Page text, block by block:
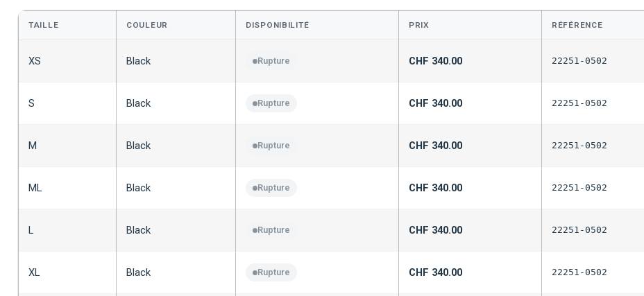
TAILLE COULEUR DISPONIBILITÉ PRIX RÉFÉRENCE
XS Black Rupture CHF 340.00 22251-0502
S Black Rupture CHF 340.00 22251-0502
M Black Rupture CHF 340.00 22251-0502
ML Black Rupture CHF 340.00 22251-0502
L Black Rupture CHF 340.00 22251-0502
XL Black Rupture CHF 340.00 22251-0502